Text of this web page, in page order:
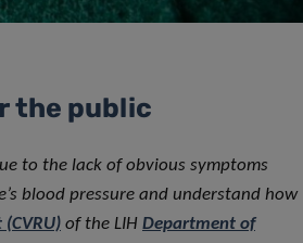
the public
to the lack of obvious symptoms
blood pressure and understand how
of the LIH Department of